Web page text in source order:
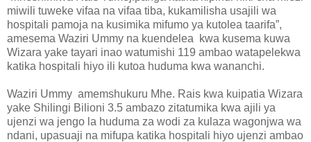
miwili tuweke vifaa na vifaa tiba, kukamilisha usajili wa
hospitali pamoja na kusimika mifumo ya kutolea taarifa”,
amesema Waziri Ummy na kuendelea kwa kusema kuwa
Wizara yake tayari inao watumishi 119 ambao watapelekwa
katika hospitali hiyo ili kutoa huduma kwa wananchi.
Waziri Ummy amemshukuru Mhe. Rais kwa kuipatia Wizara
yake Shilingi Bilioni 3.5 ambazo zitatumika kwa ajili ya
ujenzi wa jengo la huduma za wodi za kulaza wagonjwa wa
ndani, upasuaji na mifupa katika hospitali hiyo ujenzi ambao